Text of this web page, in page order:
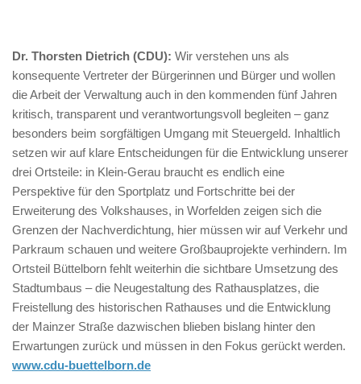
Dr. Thorsten Dietrich (CDU): Wir verstehen uns als
konsequente Vertreter der Bürgerinnen und Bürger und wollen
die Arbeit der Verwaltung auch in den kommenden fünf Jahren
kritisch, transparent und verantwortungsvoll begleiten – ganz
besonders beim sorgfältigen Umgang mit Steuergeld. Inhaltlich
setzen wir auf klare Entscheidungen für die Entwicklung unserer
drei Ortsteile: in Klein-Gerau braucht es endlich eine
Perspektive für den Sportplatz und Fortschritte bei der
Erweiterung des Volkshauses, in Worfelden zeigen sich die
Grenzen der Nachverdichtung, hier müssen wir auf Verkehr und
Parkraum schauen und weitere Großbauprojekte verhindern. Im
Ortsteil Büttelborn fehlt weiterhin die sichtbare Umsetzung des
Stadtumbaus – die Neugestaltung des Rathausplatzes, die
Freistellung des historischen Rathauses und die Entwicklung
der Mainzer Straße dazwischen blieben bislang hinter den
Erwartungen zurück und müssen in den Fokus gerückt werden.
www.cdu-buettelborn.de